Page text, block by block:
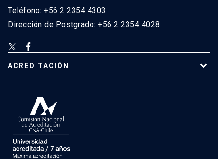
Teléfono: +56 2 2354 4303
Dirección de Postgrado: +56 2 2354 4028
ACREDITACIÓN